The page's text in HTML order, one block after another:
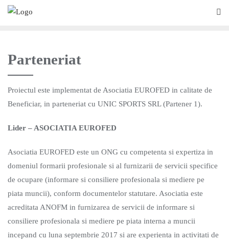
Parteneriat
Proiectul este implementat de Asociatia EUROFED in calitate de
Beneficiar, in parteneriat cu UNIC SPORTS SRL (Partener 1).
Lider – ASOCIATIA EUROFED
Asociatia EUROFED este un ONG cu competenta si expertiza in
domeniul formarii profesionale si al furnizarii de servicii specifice
de ocupare (informare si consiliere profesionala si mediere pe
piata muncii), conform documentelor statutare. Asociatia este
acreditata ANOFM in furnizarea de servicii de informare si
consiliere profesionala si mediere pe piata interna a muncii
incepand cu luna septembrie 2017 si are experienta in activitati de